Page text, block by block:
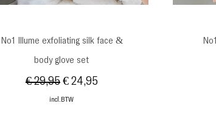
Snel overzicht
No1 Illume exfoliating silk face &
body glove set
Normale prijs
€ 29,95 Verkoopprijs
€ 24,95
incl.BTW